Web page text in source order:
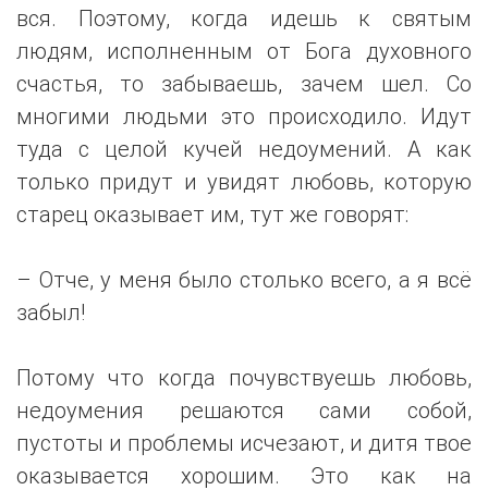
вся. Поэтому, когда идешь к святым
людям, исполненным от Бога духовного
счастья, то забываешь, зачем шел. Со
многими людьми это происходило. Идут
туда с целой кучей недоумений. А как
только придут и увидят любовь, которую
старец оказывает им, тут же говорят:
– Отче, у меня было столько всего, а я всё
забыл!
Потому что когда почувствуешь любовь,
недоумения решаются сами собой,
пустоты и проблемы исчезают, и дитя твое
оказывается хорошим. Это как на